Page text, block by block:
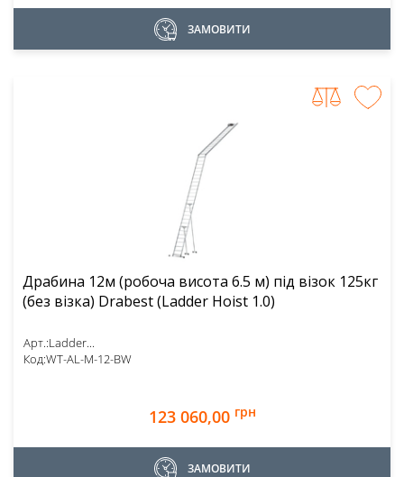
ЗАМОВИТИ
Драбина 12м (робоча висота 6.5 м) під візок 125кг
(без візка) Drabest (Ladder Hoist 1.0)
Арт.:Ladder...
Код:WT-AL-M-12-BW
123 060,00 грн
ЗАМОВИТИ